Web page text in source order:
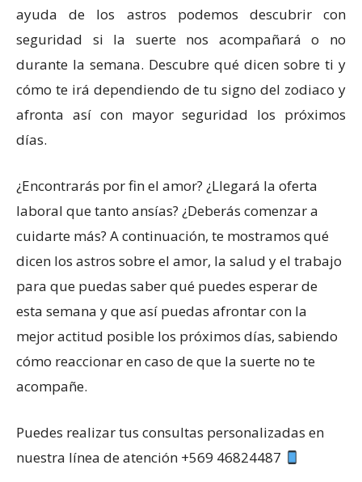
ayuda de los astros podemos descubrir con
seguridad si la suerte nos acompañará o no
durante la semana. Descubre qué dicen sobre ti y
cómo te irá dependiendo de tu signo del zodiaco y
afronta así con mayor seguridad los próximos
días.
¿Encontrarás por fin el amor? ¿Llegará la oferta
laboral que tanto ansías? ¿Deberás comenzar a
cuidarte más? A continuación, te mostramos qué
dicen los astros sobre el amor, la salud y el trabajo
para que puedas saber qué puedes esperar de
esta semana y que así puedas afrontar con la
mejor actitud posible los próximos días, sabiendo
cómo reaccionar en caso de que la suerte no te
acompañe.
Puedes realizar tus consultas personalizadas en
nuestra línea de atención +569 46824487